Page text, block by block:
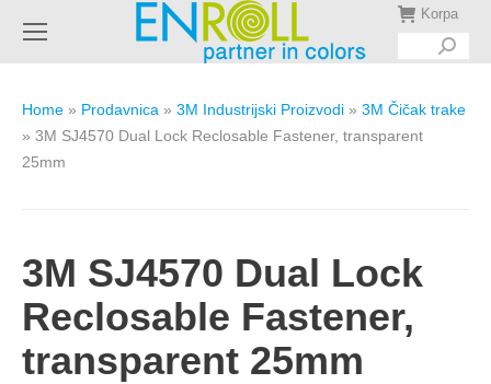
Korpa
Search:
Home » Prodavnica » 3M Industrijski Proizvodi » 3М Čičak trake
» 3M SJ4570 Dual Lock Reclosable Fastener, transparent
25mm
3M SJ4570 Dual Lock
Reclosable Fastener,
transparent 25mm